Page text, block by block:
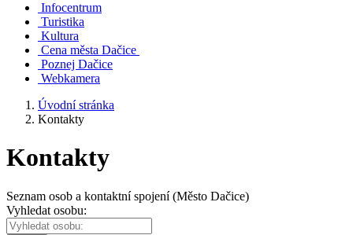
Infocentrum
Turistika
Kultura
Cena města Dačice
Poznej Dačice
Webkamera
Úvodní stránka
Kontakty
Kontakty
Seznam osob a kontaktní spojení (Město Dačice)
Vyhledat osobu: